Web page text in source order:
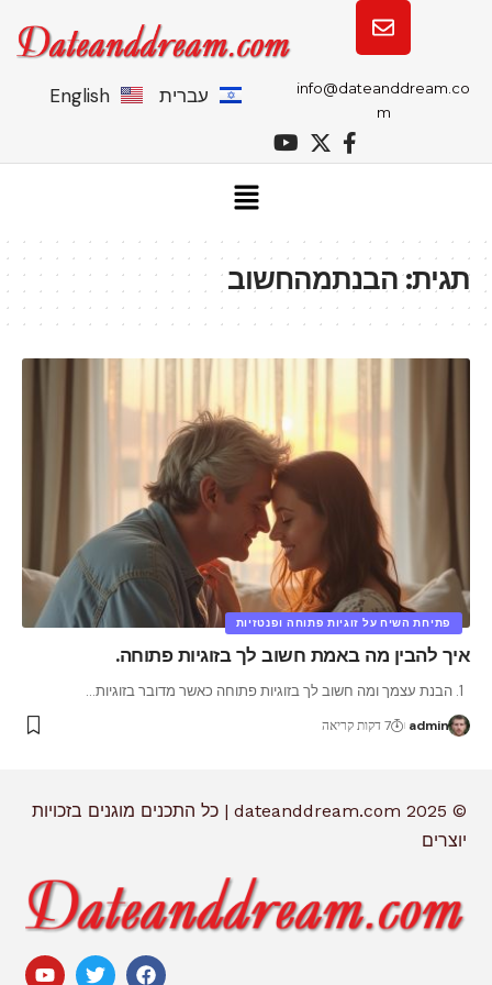
info@dateanddream.co
m
עברית English
תגית:הבנתמהחשוב
פתיחת השיח על זוגיות פתוחה ופנטזיות
איך להבין מה באמת חשוב לך בזוגיות פתוחה.
…
admin 7 דקות קריאה
© 2025 dateanddream.com | כל התכנים מוגנים בזכויות
יוצרים